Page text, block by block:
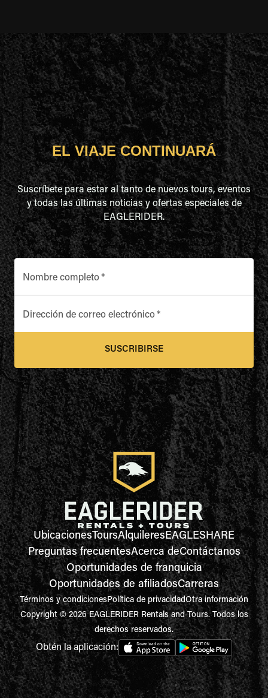
EL VIAJE CONTINUARÁ
Suscríbete para estar al tanto de nuevos tours, eventos
y todas las últimas noticias y ofertas especiales de
EAGLERIDER.
Nombre completo*
Dirección de correo electrónico*
SUSCRIBIRSE
UbicacionesToursAlquileresEAGLESHARE
Preguntas frecuentesAcerca deContáctanos
Oportunidades de franquicia
Oportunidades de afiliadosCarreras
Términos y condicionesPolítica de privacidadOtra información
Copyright © 2026 EAGLERIDER Rentals and Tours. Todos los
derechos reservados.
Obtén la aplicación: